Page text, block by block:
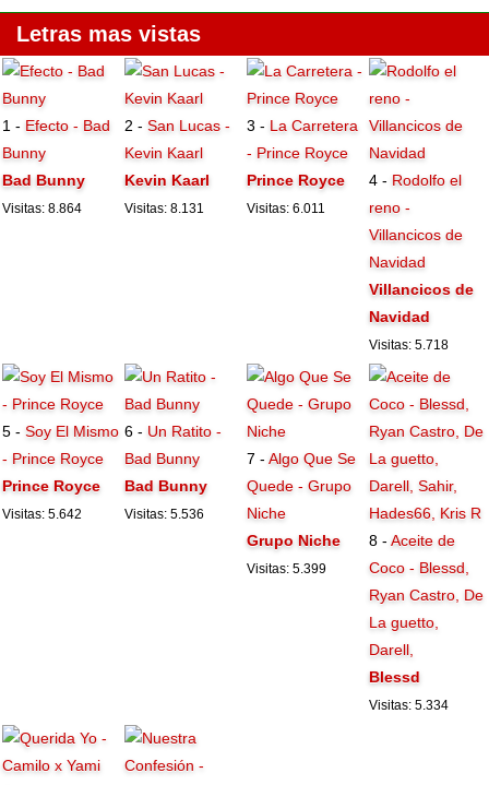
Letras mas vistas
1 - Efecto - Bad
Bunny
Bad Bunny
Visitas: 8.864
2 -San Lucas -
Kevin Kaarl
Kevin Kaarl
Visitas: 8.131
3 - La Carretera
- Prince Royce
Prince Royce
Visitas: 6.011
4 - Rodolfo el
reno -
Villancicos de
Navidad
Villancicos de
Navidad
Visitas: 5.718
5 -Soy El Mismo
- Prince Royce
Prince Royce
Visitas: 5.642
6 - Un Ratito -
Bad Bunny
Bad Bunny
Visitas: 5.536
7 -Algo Que Se
Quede - Grupo
Niche
Grupo Niche
Visitas: 5.399
8 -Aceite de
Coco - Blessd,
Ryan Castro, De
La guetto,
Darell,
Blessd
Visitas: 5.334